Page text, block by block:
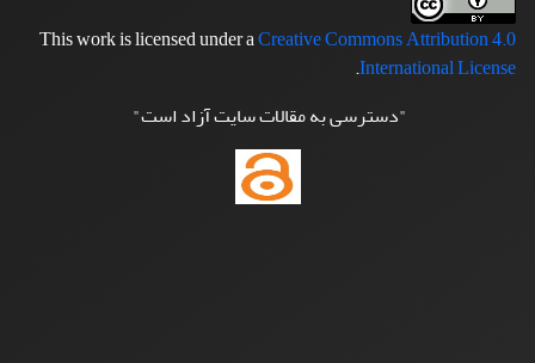
This work is licensed under aCreative Commons Attribution 4.0
International License
.
"دسترسی به مقالات سایت آزاد است"